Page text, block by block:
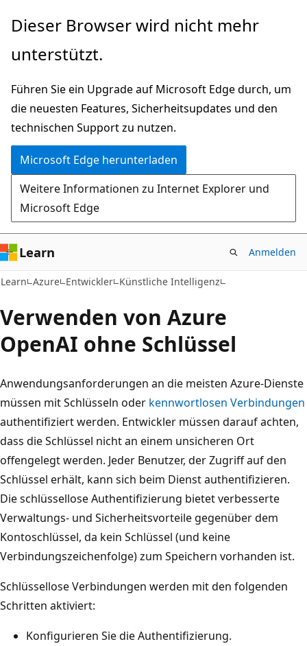
Zu
wechseln
Dieser Browser wird nicht mehr
unterstützt.
Führen Sie ein Upgrade auf Microsoft Edge durch, um
die neuesten Features, Sicherheitsupdates und den
technischen Support zu nutzen.
Microsoft Edge herunterladen
Weitere Informationen zu Internet Explorer und
Microsoft Edge
Learn Anmelden
Learn Azure Entwickler Künstliche Intelligenz
Verwenden von Azure
OpenAI ohne Schlüssel
Anwendungsanforderungen an die meisten Azure-Dienste
müssen mit Schlüsseln oder kennwortlosen Verbindungen
authentifiziert werden. Entwickler müssen darauf achten,
dass die Schlüssel nicht an einem unsicheren Ort
offengelegt werden. Jeder Benutzer, der Zugriff auf den
Schlüssel erhält, kann sich beim Dienst authentifizieren.
Die schlüssellose Authentifizierung bietet verbesserte
Verwaltungs- und Sicherheitsvorteile gegenüber dem
Kontoschlüssel, da kein Schlüssel (und keine
Verbindungszeichenfolge) zum Speichern vorhanden ist.
Schlüssellose Verbindungen werden mit den folgenden
Schritten aktiviert:
Konfigurieren Sie die Authentifizierung.